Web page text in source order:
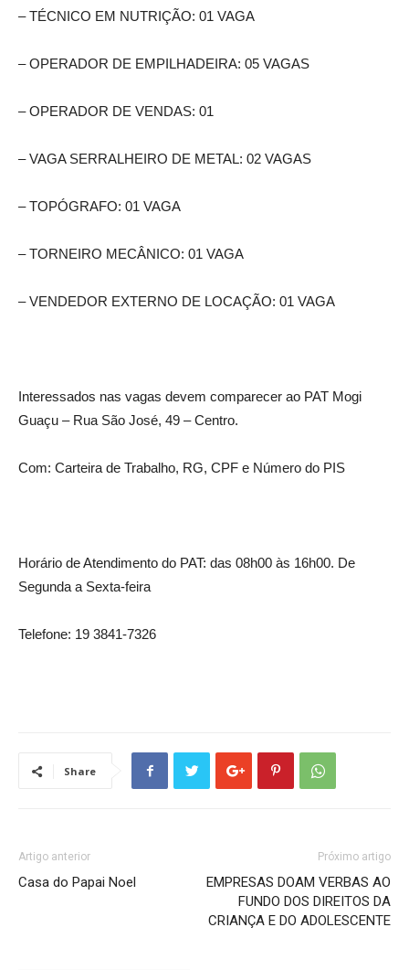
– TÉCNICO EM NUTRIÇÃO: 01 VAGA
– OPERADOR DE EMPILHADEIRA: 05 VAGAS
– OPERADOR DE VENDAS: 01
– VAGA SERRALHEIRO DE METAL: 02 VAGAS
– TOPÓGRAFO: 01 VAGA
– TORNEIRO MECÂNICO: 01 VAGA
– VENDEDOR EXTERNO DE LOCAÇÃO: 01 VAGA
Interessados nas vagas devem comparecer ao PAT Mogi
Guaçu – Rua São José, 49 – Centro.
Com: Carteira de Trabalho, RG, CPF e Número do PIS
Horário de Atendimento do PAT: das 08h00 às 16h00. De
Segunda a Sexta-feira
Telefone: 19 3841-7326
Share
Artigo anterior
Casa do Papai Noel
Próximo artigo
EMPRESAS DOAM VERBAS AO
FUNDO DOS DIREITOS DA
CRIANÇA E DO ADOLESCENTE